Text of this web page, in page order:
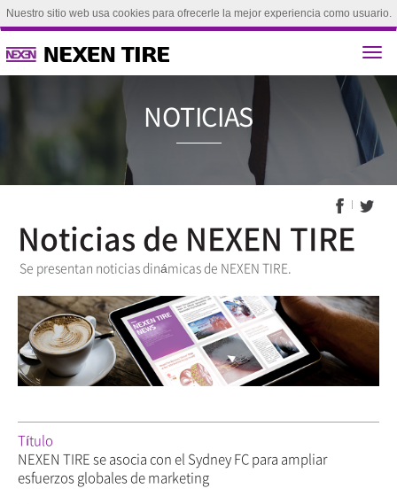
Nuestro sitio web usa cookies para ofrecerle la mejor experiencia como usuario.
Noticias de NEXEN TIRE
Se presentan noticias dinámicas de NEXEN TIRE.
Título
NEXEN TIRE se asocia con el Sydney FC para ampliar
esfuerzos globales de marketing